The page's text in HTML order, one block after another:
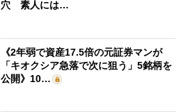
穴 素人には…
《2年弱で資産17.5倍の元証券マンが
「キオクシア急落で次に狙う」5銘柄を
公開》10…